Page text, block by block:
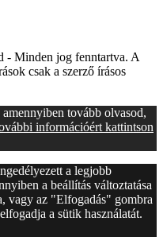
- Minden jog fenntartva. A
csak a szerző írásos
tovább olvasod,
információért kattintson
a legjobb
a beállítás változtatása
vagy az "Elfogadás" gombra
a sütik használatát.